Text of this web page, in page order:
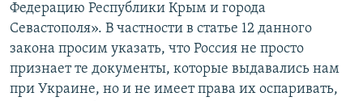
Федерацию Республики Крым и города
Севастополя». В частности в статье 12 данного
закона просим указать, что Россия не просто
признает те документы, которые выдавались нам
при Украине, но и не имеет права их оспаривать,